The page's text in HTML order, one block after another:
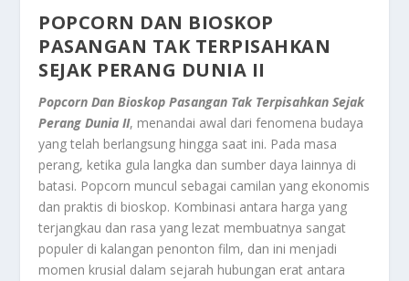
POPCORN DAN BIOSKOP
PASANGAN TAK TERPISAHKAN
SEJAK PERANG DUNIA II
Popcorn Dan Bioskop Pasangan Tak Terpisahkan Sejak
Perang Dunia II, menandai awal dari fenomena budaya
yang telah berlangsung hingga saat ini. Pada masa
perang, ketika gula langka dan sumber daya lainnya di
batasi. Popcorn muncul sebagai camilan yang ekonomis
dan praktis di bioskop. Kombinasi antara harga yang
terjangkau dan rasa yang lezat membuatnya sangat
populer di kalangan penonton film, dan ini menjadi
momen krusial dalam sejarah hubungan erat antara